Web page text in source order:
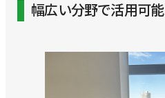
幅広い分野で活用可能